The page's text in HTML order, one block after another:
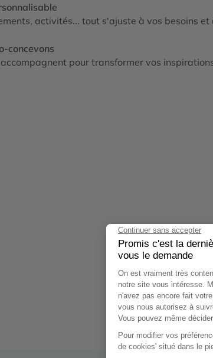
activités... tout s'ajuste à vos besoins et
concevons
pour transformer vos